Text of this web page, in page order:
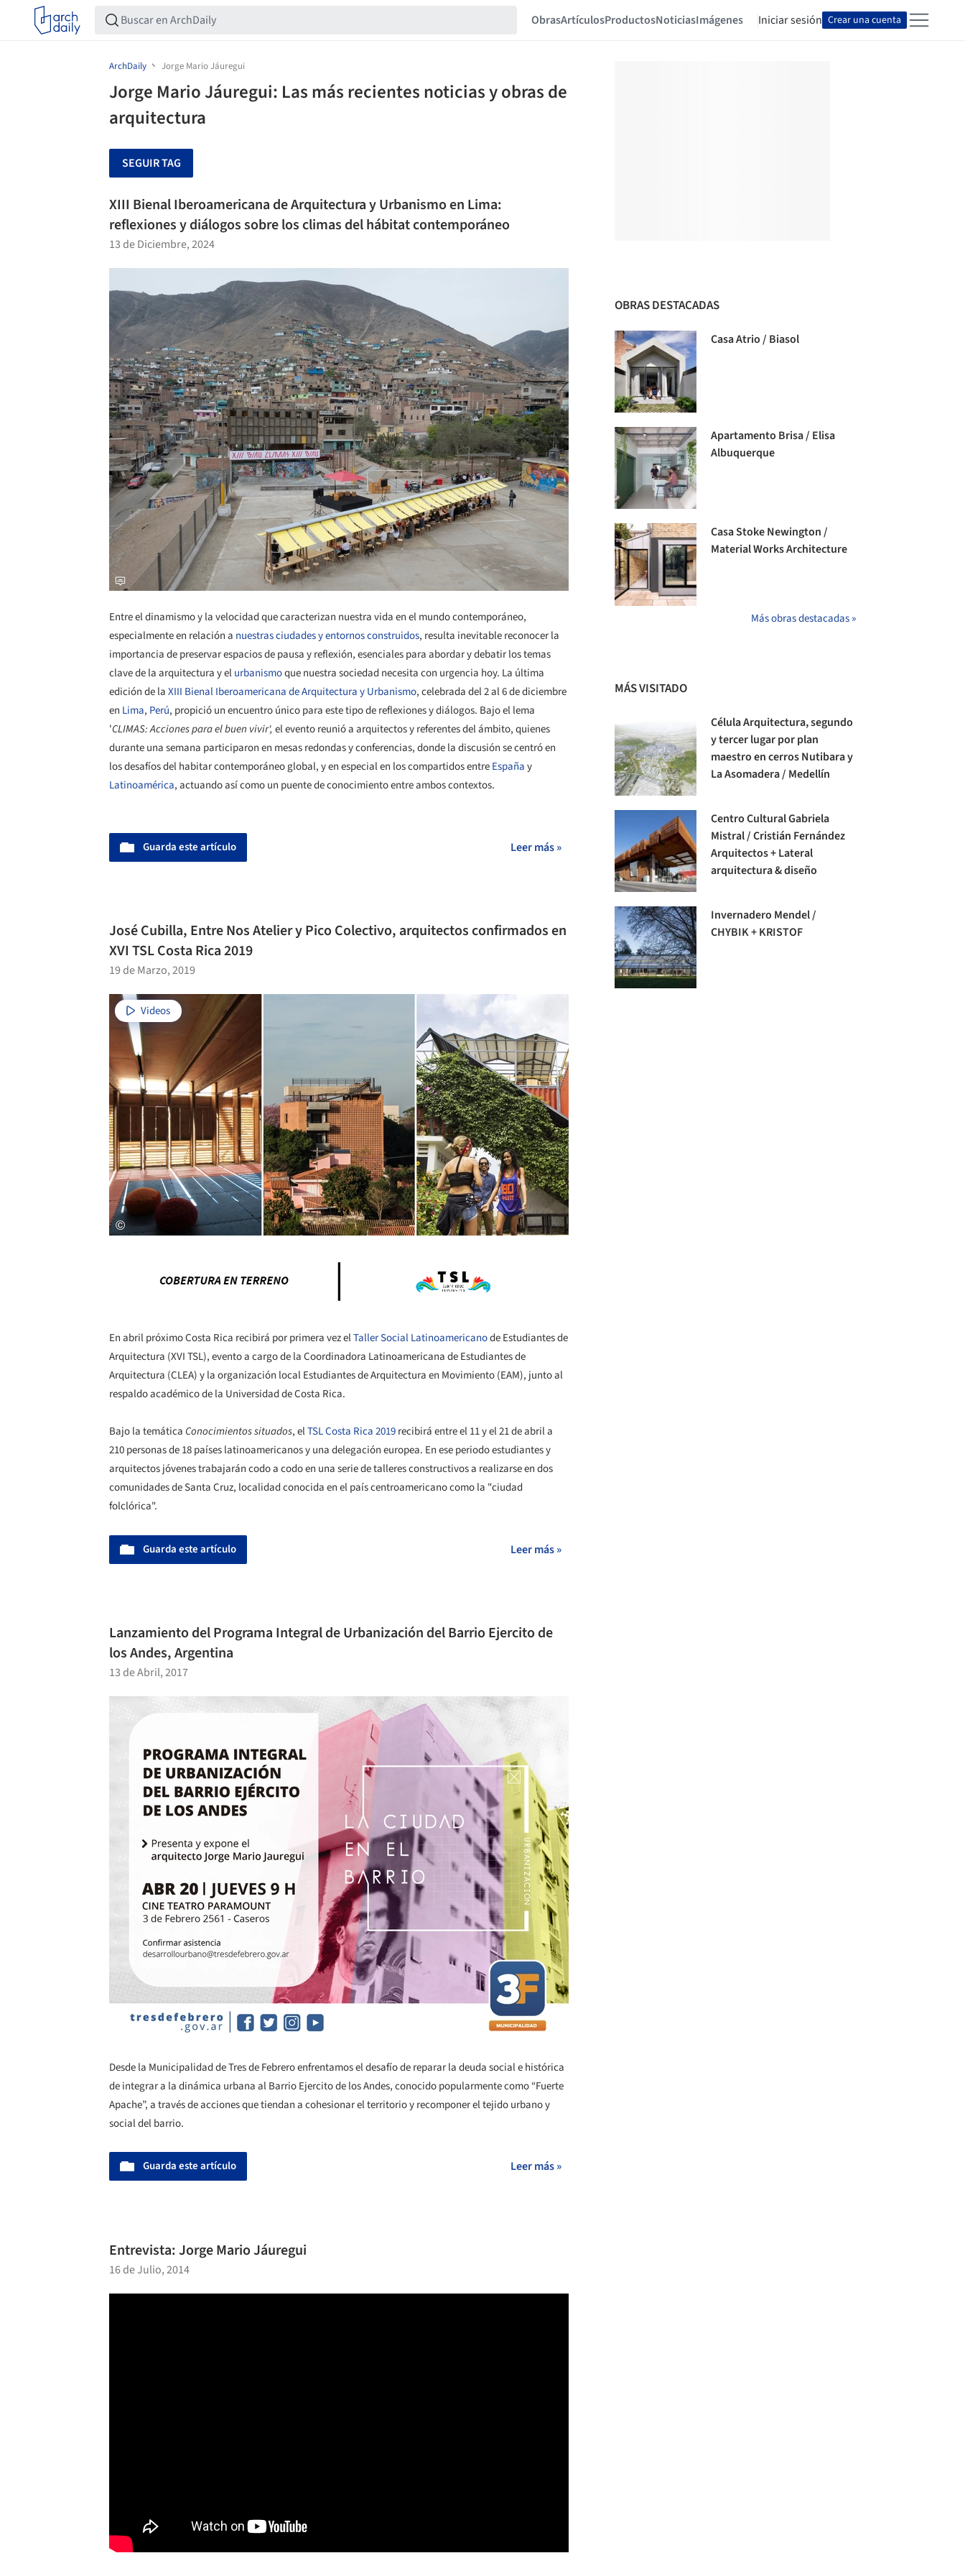
ObrasArtículosProductosNoticiasImágenes Iniciar sesión Crear una cuenta
ArchDaily Jorge Mario Jáuregui
Jorge Mario Jáuregui: Las más recientes noticias y obras de
arquitectura
SEGUIR TAG
XIII Bienal Iberoamericana de Arquitectura y Urbanismo en Lima:
reflexiones y diálogos sobre los climas del hábitat contemporáneo
13 de Diciembre, 2024
Entre el dinamismo y la velocidad que caracterizan nuestra vida en el mundo contemporáneo,
especialmente en relación a nuestras ciudades y entornos construidos, resulta inevitable reconocer la
importancia de preservar espacios de pausa y reflexión, esenciales para abordar y debatir los temas
clave de la arquitectura y elurbanismoque nuestra sociedad necesita con urgencia hoy. La última
edición de laXIII Bienal Iberoamericana de Arquitectura y Urbanismo, celebrada del 2 al 6 de diciembre
en Lima, Perú, propició un encuentro único para este tipo de reflexiones y diálogos. Bajo el lema
'CLIMAS: Acciones para el buen vivir',el evento reunió a arquitectos y referentes del ámbito, quienes
durante una semana participaron en mesas redondas y conferencias, donde la discusión se centró en
los desafíos del habitar contemporáneo global, y en especial en los compartidos entreEspañay
Latinoamérica, actuando así como un puente de conocimiento entre ambos contextos.
Guarda este artículo Leer más »
José Cubilla, Entre Nos Atelier y Pico Colectivo, arquitectos confirmados en
XVI TSL Costa Rica 2019
19 de Marzo, 2019
Videos
En abril próximo Costa Rica recibirá por primera vez elTaller Social Latinoamericanode Estudiantes de
Arquitectura (XVI TSL), evento a cargo de la Coordinadora Latinoamericana de Estudiantes de
Arquitectura (CLEA) y la organización local Estudiantes de Arquitectura en Movimiento (EAM), junto al
respaldo académico de la Universidad de Costa Rica.
Bajo la temática Conocimientos situados, elTSL Costa Rica 2019recibirá entre el 11 y el 21 de abril a
210 personas de 18 países latinoamericanos y una delegación europea. En ese periodo estudiantes y
arquitectos jóvenes trabajarán codo a codo en una serie de talleres constructivos a realizarse en dos
comunidades de Santa Cruz, localidad conocida en el país centroamericano como la "ciudad
folclórica".
Guarda este artículo Leer más »
Lanzamiento del Programa Integral de Urbanización del Barrio Ejercito de
los Andes, Argentina
13 de Abril, 2017
Desde la Municipalidad de Tres de Febrero enfrentamos el desafío de reparar la deuda social e histórica
de integrar a la dinámica urbana al Barrio Ejercito de los Andes, conocido popularmente como “Fuerte
Apache”, a través de acciones que tiendan a cohesionar el territorio y recomponer el tejido urbano y
social del barrio.
Guarda este artículo Leer más »
Entrevista: Jorge Mario Jáuregui
16 de Julio, 2014
OBRAS DESTACADAS
Casa Atrio / Biasol
Apartamento Brisa / Elisa
Albuquerque
Casa Stoke Newington /
Material Works Architecture
Más obras destacadas »
MÁS VISITADO
Célula Arquitectura, segundo
y tercer lugar por plan
maestro en cerros Nutibara y
La Asomadera / Medellín
Centro Cultural Gabriela
Mistral / Cristián Fernández
Arquitectos + Lateral
arquitectura & diseño
Invernadero Mendel /
CHYBIK + KRISTOF